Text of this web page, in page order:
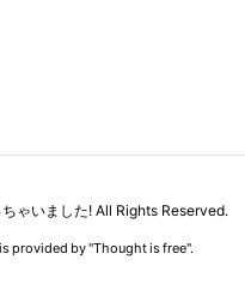
ゃいました! All Rights Reserved.
provided by "Thought is free".